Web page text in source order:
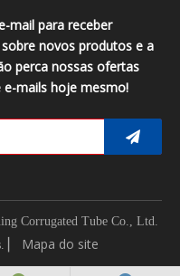
mail para receber
novos produtos e a
perca nossas ofertas
e-mails hoje mesmo!
Corrugated Tube Co., Ltd.
Mapa do site